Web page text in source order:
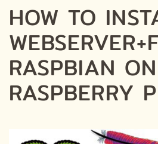
HOW TO
RASPBIAN ON
RASPBERRY